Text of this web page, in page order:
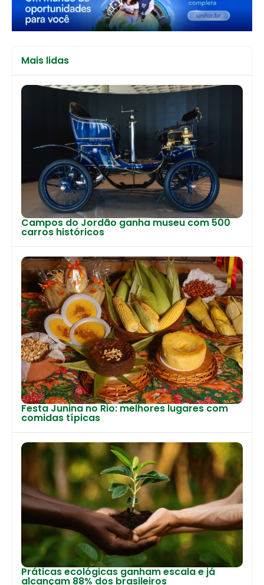
Mais lidas
Campos do Jordão ganha museu com 500
carros históricos
Festa Junina no Rio: melhores lugares com
comidas típicas
Práticas ecológicas ganham escala e já
alcançam 88% dos brasileiros